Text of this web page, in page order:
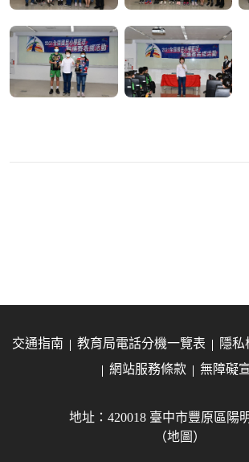
交通指南 教育局電話分機一覽表
隱
網站服務條款
無障礙
地址：420018 臺中市豐原區陽
（地圖）